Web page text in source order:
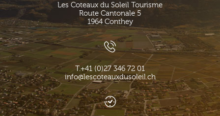
Les Coteaux du Soleil Tourisme
Route Cantonale 5
1964 Conthey
T.+41 (0)27 346 72 01
info@lescoteauxdusoleil.ch